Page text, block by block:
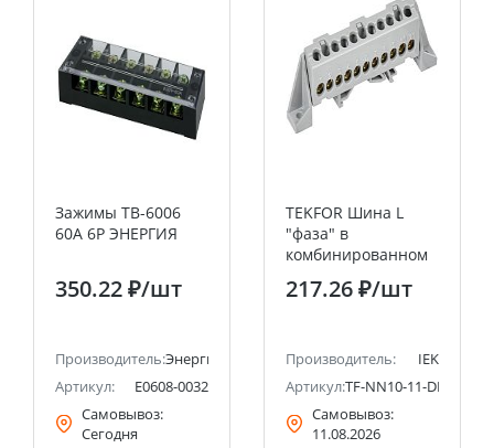
Зажимы ТВ-6006
60А 6Р ЭНЕРГИЯ
350.22 ₽/шт
Производитель:Энергия
Артикул:
Е0608-0032
Самовывоз:
Сегодня
TEKFOR Шина L
"фаза" в
комбинированном
DIN-изоляторе
"Стойка" 6х9-11-Ср
217.26 ₽/шт
Производитель:
IEK
Артикул:TF-NN10-11-DP-K03
Самовывоз:
11.08.2026